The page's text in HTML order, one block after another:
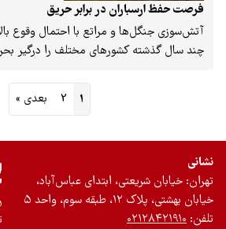
در برابر حریق
و مراتع با احتمال وقوع بالا در فصل گرما، طی
کشورهای مختلف را درگیر بحران کرده است
ابتدای عباس‌آباد،
۵
رسانۀ